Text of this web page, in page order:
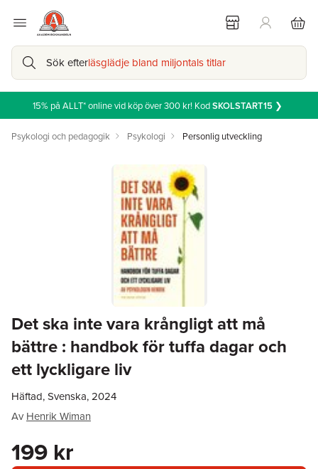
Sök efterläsglädje bland miljontals titlar
15% på ALLT* online vid köp över 300 kr! KodSKOLSTART15 ❯
Psykologi och pedagogik Psykologi Personlig utveckling
Det ska inte vara krångligt att må
bättre : handbok för tuffa dagar och
ett lyckligare liv
Häftad, Svenska, 2024
Av Henrik Wiman
199 kr